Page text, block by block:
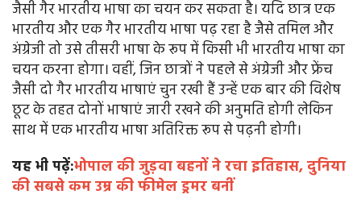
जैसी गैर भारतीय भाषा का चयन कर सकता है। यदि छात्र एक
भारतीय और एक गैर भारतीय भाषा पढ़ रहा है जैसे तमिल और
अंग्रेजी तो उसे तीसरी भाषा के रूप में किसी भी भारतीय भाषा का
चयन करना होगा। वहीं, जिन छात्रों ने पहले से अंग्रेजी और फ्रेंच
जैसी दो गैर भारतीय भाषाएं चुन रखी हैं उन्हें एक बार की विशेष
छूट के तहत दोनों भाषाएं जारी रखने की अनुमति होगी लेकिन
साथ में एक भारतीय भाषा अतिरिक्त रूप से पढ़नी होगी।
यह भी पढ़ें:भोपाल की जुड़वा बहनों ने रचा इतिहास, दुनिया
की सबसे कम उम्र की फीमेल ड्रमर बनीं